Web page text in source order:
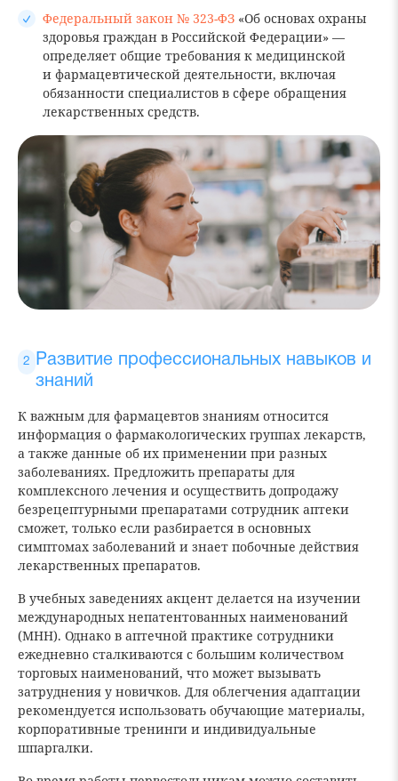
Федеральный закон № 323-ФЗ «Об основах охраны
здоровья граждан в Российской Федерации» —
определяет общие требования к медицинской
и фармацевтической деятельности, включая
обязанности специалистов в сфере обращения
лекарственных средств.
Развитие профессиональных навыков и
знаний
К важным для фармацевтов знаниям относится
информация о фармакологических группах лекарств,
а также данные об их применении при разных
заболеваниях. Предложить препараты для
комплексного лечения и осуществить допродажу
безрецептурными препаратами сотрудник аптеки
сможет, только если разбирается в основных
симптомах заболеваний и знает побочные действия
лекарственных препаратов.
В учебных заведениях акцент делается на изучении
международных непатентованных наименований
(МНН). Однако в аптечной практике сотрудники
ежедневно сталкиваются с большим количеством
торговых наименований, что может вызывать
затруднения у новичков. Для облегчения адаптации
рекомендуется использовать обучающие материалы,
корпоративные тренинги и индивидуальные
шпаргалки.